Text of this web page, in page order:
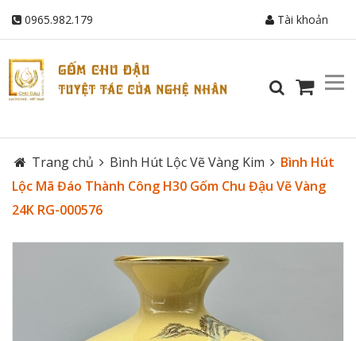
0965.982.179 Tài khoản
Trang chủ Bình Hút Lộc Vẽ Vàng Kim
Bình Hút
Lộc Mã Đáo Thành Công H30 Gốm Chu Đậu Vẽ Vàng
24K RG-000576